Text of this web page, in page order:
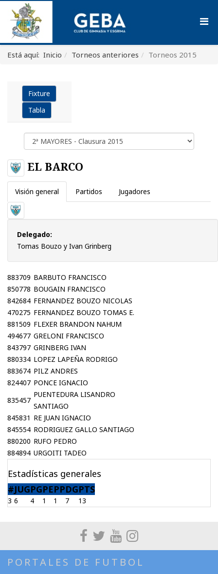
Está aquí: Inicio Torneos anteriores Torneos 2015
Fixture
Tabla
EL BARCO
Visión general Partidos Jugadores
Delegado:
Tomas Bouzo y Ivan Grinberg
883709 BARBUTO FRANCISCO
850778 BOUGAIN FRANCISCO
842684 FERNANDEZ BOUZO NICOLAS
470275 FERNANDEZ BOUZO TOMAS E.
881509 FLEXER BRANDON NAHUM
494677 GRELONI FRANCISCO
843797 GRINBERG IVAN
880334 LOPEZ LAPEÑA RODRIGO
883674 PILZ ANDRES
824407 PONCE IGNACIO
835457
PUENTEDURA LISANDRO
SANTIAGO
845831 RE JUAN IGNACIO
845554 RODRIGUEZ GALLO SANTIAGO
880200 RUFO PEDRO
884894 URGOITI TADEO
Estadísticas generales
#JUGPGPEPPDGPTS
3 6 4 1 1 7 13
PORTALES DE FUTBOL